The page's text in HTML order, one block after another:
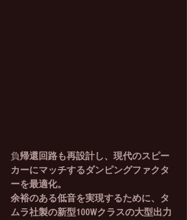
負帰還回路も再設計し、現代のスピー
カーにマッチするダンピングファクタ
ーを最適化。
余裕のある低音を実現するために、タ
ムラ社製の新型100Wクラスの大型出力